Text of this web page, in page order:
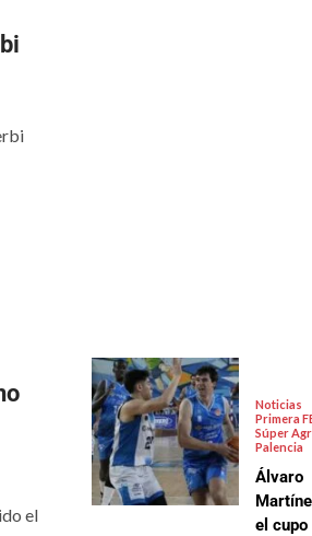
el
Noticias
Primera
Súper
Palencia
Álvaro
el cupo